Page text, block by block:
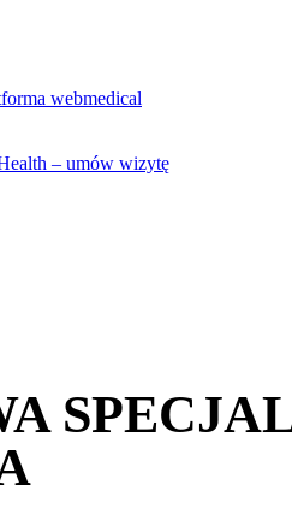
webmedical
– umów wizytę